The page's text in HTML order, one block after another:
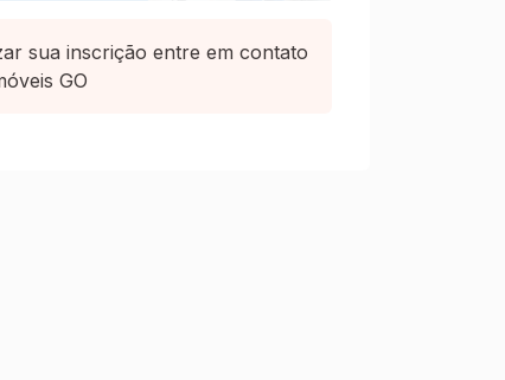
sua inscrição entre em contato
GO